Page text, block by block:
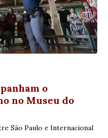
o
no Museu do
São Paulo e Internacional